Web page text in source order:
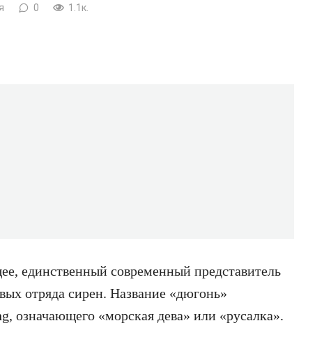
0 1.1к.
единственный современный представитель
отряда сирен. Название «дюгонь»
означающего «морская дева» или «русалка».